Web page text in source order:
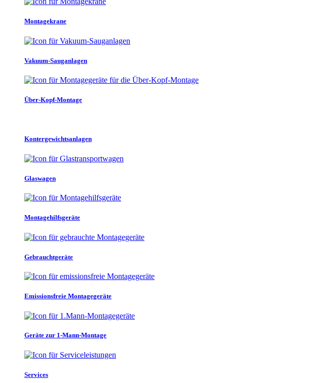
Montagekrane
Vakuum-Sauganlagen
Über-Kopf-Montage
Kontergewichtsanlagen
Glaswagen
Montagehilfsgeräte
Gebrauchtgeräte
Emissionsfreie Montagegeräte
Geräte zur 1-Mann-Montage
Services